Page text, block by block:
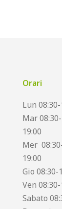
Orari
Lun
Mar
19:00
Mer
19:00
Gio 08:30-
Ven
Sabato